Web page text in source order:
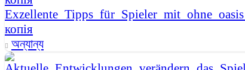
копія
অন্যান্য